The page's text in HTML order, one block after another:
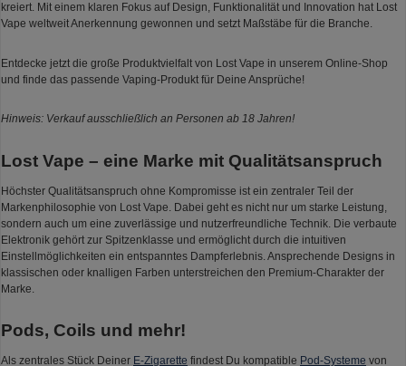
kreiert. Mit einem klaren Fokus auf Design, Funktionalität und Innovation hat Lost
Vape weltweit Anerkennung gewonnen und setzt Maßstäbe für die Branche.
Entdecke jetzt die große Produktvielfalt von Lost Vape in unserem Online-Shop
und finde das passende Vaping-Produkt für Deine Ansprüche!
Hinweis: Verkauf ausschließlich an Personen ab 18 Jahren!
Lost Vape – eine Marke mit Qualitätsanspruch
Höchster Qualitätsanspruch ohne Kompromisse ist ein zentraler Teil der
Markenphilosophie von Lost Vape. Dabei geht es nicht nur um starke Leistung,
sondern auch um eine zuverlässige und nutzerfreundliche Technik. Die verbaute
Elektronik gehört zur Spitzenklasse und ermöglicht durch die intuitiven
Einstellmöglichkeiten ein entspanntes Dampferlebnis. Ansprechende Designs in
klassischen oder knalligen Farben unterstreichen den Premium-Charakter der
Marke.
Pods, Coils und mehr!
Als zentrales Stück Deiner E-Zigarette findest Du kompatible Pod-Systeme von